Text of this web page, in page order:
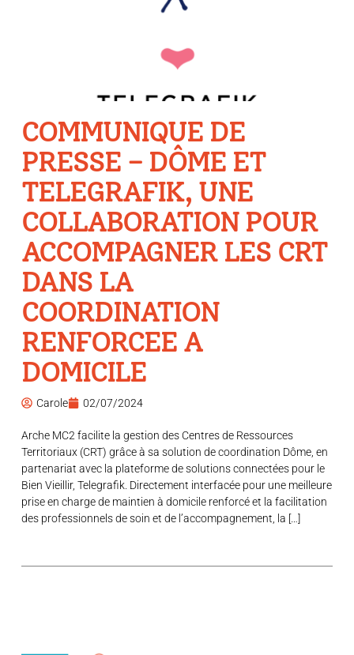
COMMUNIQUE DE
PRESSE – DÔME ET
TELEGRAFIK, UNE
COLLABORATION POUR
ACCOMPAGNER LES CRT
DANS LA
COORDINATION
RENFORCEE A
DOMICILE
Carole 02/07/2024
Arche MC2 facilite la gestion des Centres de Ressources
Territoriaux (CRT) grâce à sa solution de coordination Dôme, en
partenariat avec la plateforme de solutions connectées pour le
Bien Vieillir, Telegrafik. Directement interfacée pour une meilleure
prise en charge de maintien à domicile renforcé et la facilitation
des professionnels de soin et de l’accompagnement, la […]